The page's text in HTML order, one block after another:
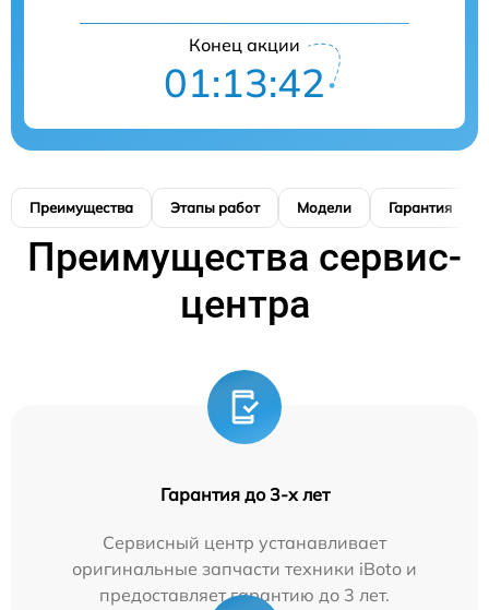
Конец акции
01:13:41
Преимущества Этапы работ Модели Гарантия
Преимущества сервис-
центра
Гарантия до 3-х лет
Сервисный центр устанавливает
оригинальные запчасти техники iBoto и
предоставляет гарантию до 3 лет.